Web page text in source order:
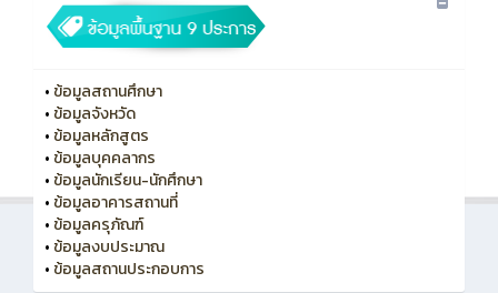
• ข้อมูลสถานศึกษา
• ข้อมูลจังหวัด
• ข้อมูลหลักสูตร
• ข้อมูลบุคคลากร
• ข้อมูลนักเรียน-นักศึกษา
• ข้อมูลอาคารสถานที่
• ข้อมูลครุภัณฑ์
• ข้อมูลงบประมาณ
• ข้อมูลสถานประกอบการ